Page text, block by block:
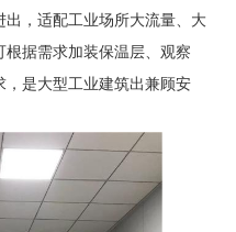
，适配工业场所大流量、大
据需求加装保温层、观察
是大型工业建筑出兼顾安